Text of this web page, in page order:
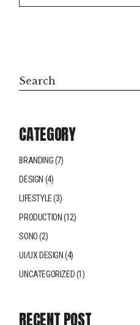
CATEGORY
BRANDING(7)
DESIGN (4)
LIFESTYLE(3)
PRODUCTION (12)
SONO(2)
UI/UX DESIGN (4)
UNCATEGORIZED(1)
RECENT POST